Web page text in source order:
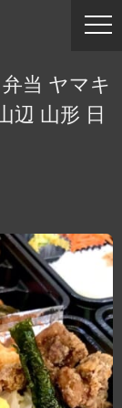
当 ヤマキ
辺 山形 日